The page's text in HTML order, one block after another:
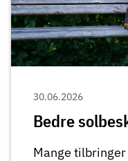
30.06.2026
Bedre
Mange